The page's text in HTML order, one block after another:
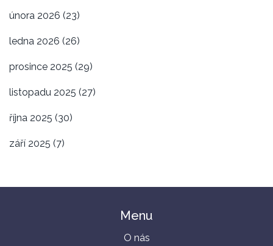
února 2026 (23)
ledna 2026 (26)
prosince 2025 (29)
listopadu 2025 (27)
října 2025 (30)
září 2025 (7)
Menu
O nás